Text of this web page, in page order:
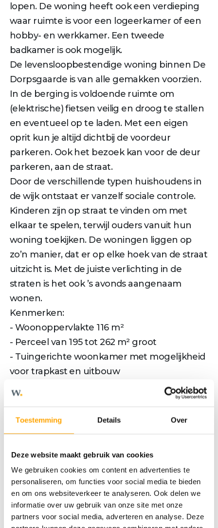
Toestemming Details Over
Deze website maakt gebruik van cookies
We gebruiken cookies om content en advertenties te
personaliseren, om functies voor social media te bieden
en om ons websiteverkeer te analyseren. Ook delen we
informatie over uw gebruik van onze site met onze
partners voor social media, adverteren en analyse. Deze
lopen. De woning heeft ook een verdieping
waar ruimte is voor een logeerkamer of een
hobby- en werkkamer. Een tweede
badkamer is ook mogelijk.
De levensloopbestendige woning binnen De
Dorpsgaarde is van alle gemakken voorzien.
In de berging is voldoende ruimte om
(elektrische) fietsen veilig en droog te stallen
en eventueel op te laden. Met een eigen
oprit kun je altijd dichtbij de voordeur
parkeren. Ook het bezoek kan voor de deur
parkeren, aan de straat.
Door de verschillende typen huishoudens in
de wijk ontstaat er vanzelf sociale controle.
Kinderen zijn op straat te vinden om met
elkaar te spelen, terwijl ouders vanuit hun
woning toekijken. De woningen liggen op
zo’n manier, dat er op elke hoek van de straat
uitzicht is. Met de juiste verlichting in de
straten is het ook ’s avonds aangenaam
wonen.
Kenmerken:
- Woonoppervlakte 116 m²
- Perceel van 195 tot 262 m² groot
- Tuingerichte woonkamer met mogelijkheid
voor trapkast en uitbouw
- Begane grond met een slaapkamer,
- Verdieping met een slaapkamer en mogelijk
toilet
- Gasloos (warmtepomp) en Bijna Energie
Neutraal Gebouw (BENG)
- Comfort door vloerverwarming en -koeling
- Zonnepanelen op het dak